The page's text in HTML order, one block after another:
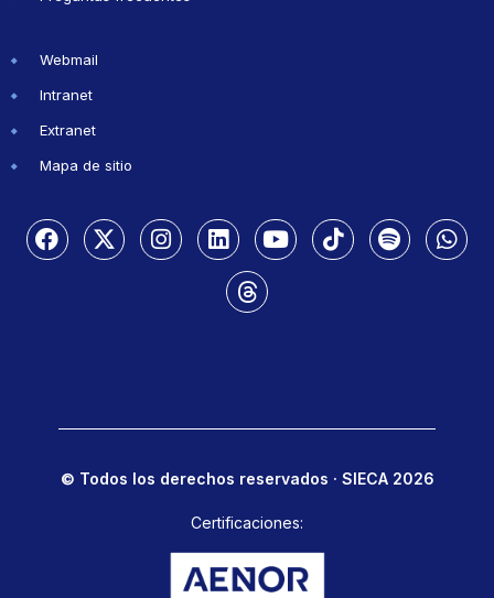
Webmail
Intranet
Extranet
Mapa de sitio
© Todos los derechos reservados · SIECA 2026
Certificaciones: